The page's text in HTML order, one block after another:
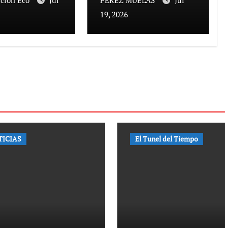
19, 2026
El Tunel del Tiempo